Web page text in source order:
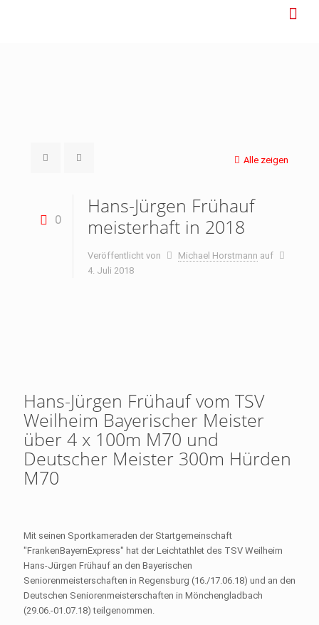
Alle zeigen
0
Hans-Jürgen Frühauf
meisterhaft in 2018
Veröffentlicht von Michael Horstmann auf
4. Juli 2018
Hans-Jürgen Frühauf vom TSV
Weilheim Bayerischer Meister
über 4 x 100m M70 und
Deutscher Meister 300m Hürden
M70
Mit seinen Sportkameraden der Startgemeinschaft
"FrankenBayernExpress" hat der Leichtathlet des TSV Weilheim
Hans-Jürgen Frühauf an den Bayerischen
Seniorenmeisterschaften in Regensburg (16./17.06.18) und an den
Deutschen Seniorenmeisterschaften in Mönchengladbach
(29.06.-01.07.18) teilgenommen.